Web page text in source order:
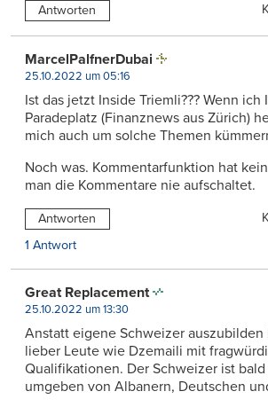
Antworten
MarcelPalfnerDubai
25.10.2022 um 05:16
Ist das jetzt Inside Triemli??? Wenn ich
Paradeplatz (Finanznews aus Zürich)
mich auch um solche Themen
Noch was. Kommentarfunktion hat
man die Kommentare nie aufschaltet.
Antworten
1 Antwort
Great Replacement
25.10.2022 um 13:30
Anstatt eigene Schweizer auszubilden
lieber Leute wie Dzemaili mit
Qualifikationen. Der Schweizer ist
umgeben von Albanern, Deutschen